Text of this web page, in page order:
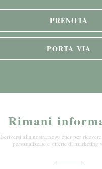
PRENOTA
PORTA VIA
Rimani
Iscriversi alla nostra newsletter per
personalizzate e offerte di marketing